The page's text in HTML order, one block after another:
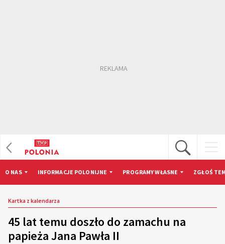
O NAS INFORMACJE POLONIJNE PROGRAMY WŁASNE ZGŁOŚ
Kartka z kalendarza
45 lat temu doszło do zamachu na
papieża Jana Pawła II